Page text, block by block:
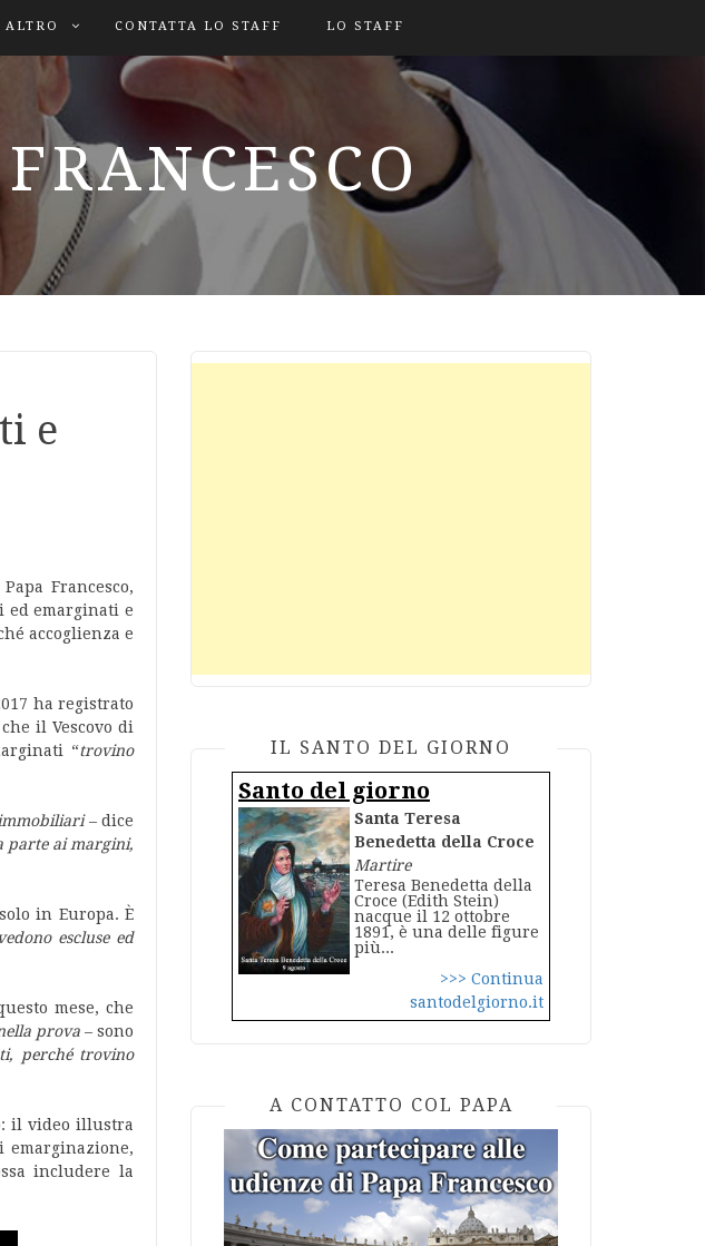
ALTRO CONTATTA LO STAFF LO STAFF
e
Francesco,
ed emarginati e
accoglienza e
ha registrato
il Vescovo di
“trovino
– dice
parte ai margini,
in Europa. È
escluse ed
mese, che
prova– sono
perché trovino
il video illustra
emarginazione,
includere la
IL SANTO DEL GIORNO
Santo del giorno
Santa Teresa
Benedetta della Croce
Martire
Teresa Benedetta della
Croce (Edith Stein)
nacque il 12 ottobre
1891, è una delle figure
più...
>>> Continua
santodelgiorno.it
A CONTATTO COL PAPA